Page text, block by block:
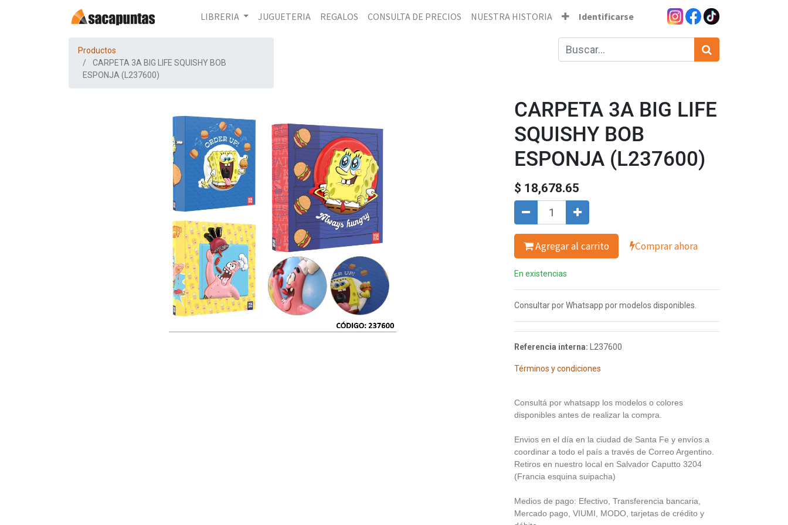
LIBRERIA JUGUETERIA REGALOS CONSULTA DE PRECIOS NUESTRA HISTORIA Identificarse
Productos
CARPETA 3A BIG LIFE SQUISHY BOB
ESPONJA (L237600)
CARPETA 3A BIG LIFE
SQUISHY BOB
ESPONJA (L237600)
$ 18,678.65
Agregar al carrito Comprar ahora
En existencias
Consultar por Whatsapp por modelos disponibles.
Referencia interna: L237600
Términos y condiciones
Consultá por whatsapp los modelos o colores
disponibles antes de realizar la compra.
Envios en el día en la ciudad de Santa Fe y envíos a
coordinar a todo el país a través de Correo Argentino.
Retiros en nuestro local en Salvador Caputto 3204
(Francia esquina suipacha)
Medios de pago: Efectivo, Transferencia bancaria,
Mercado pago, VIUMI, MODO, tarjetas de crédito y